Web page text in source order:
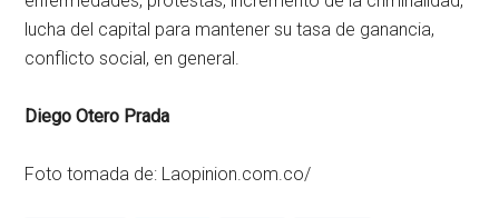
lucha del capital para mantener su tasa de ganancia,
conflicto social, en general.
Diego Otero Prada
Foto tomada de: Laopinion.com.co/